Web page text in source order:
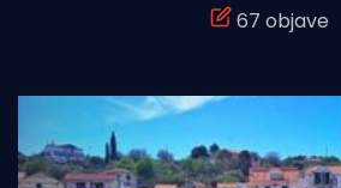
Turizam i nautika
67 objave